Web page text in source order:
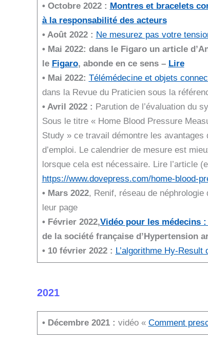
• Octobre 2022 : Montres et bracelets
à la responsabilité des acteurs
• Août 2022 : Ne mesurez pas votre
• Mai 2022: dans le Figaro un article
le Figaro, abonde en ce sens – Lire
• Mai 2022: Télémédecine et objets
dans la Revue du Praticien sous la
• Avril 2022 : Parution de l’évaluation du
Sous le titre « Home Blood Pressure
Study » ce travail démontre les
d’emploi. Le calendrier de mesure est
lorsque cela est nécessaire. Lire l’article
https://www.dovepress.com/home-blood-
• Mars 2022, Renif, réseau de
leur page
• Février 2022,Vidéo pour les médecins
de la société française d’Hypertension
• 10 février 2022 : L’algorithme Hy-
2021
• Décembre 2021 : vidéo « Comment